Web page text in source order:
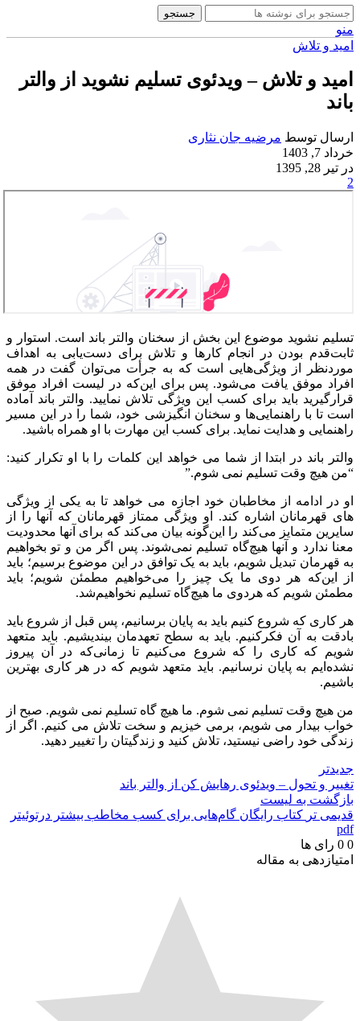
جستجو
منو
امید و تلاش
امید و تلاش – ویدئوی تسلیم نشوید از والتر
باند
ارسال توسط مرضیه جان نثاری
خرداد 7, 1403
در تیر 28, 1395
2
تسلیم نشوید موضوع این بخش از سخنان والتر باند است. استوار و
ثابت‌قدم بودن در انجام کارها و تلاش برای دست‌یابی به اهداف
مورد‌نظر از ویژگی‌هایی است که به جرأت می‌توان گفت در همه
افراد موفق یافت می‌شود. پس برای این‌که در لیست افراد موفق
قرار‌گیرید باید برای کسب این ویژگی تلاش نمایید. والتر باند آماده
است تا با راهنمایی‌ها و سخنان انگیزشی خود، شما را در این مسیر
راهنمایی و هدایت نماید. برای کسب این مهارت با او همراه باشید.
والتر باند در ابتدا از شما می‌ خواهد این کلمات را با او تکرار کنید:
“من هیچ‌ وقت تسلیم نمی‌ شوم.”
او در ادامه از مخاطبان خود اجازه می‌ خواهد تا به یکی از ویژگی‌
های قهرمانان اشاره کند. او ویژگی ممتاز قهرمانان که آنها را از
سایرین متمایز می‌کند را این‌گونه بیان می‌کند که برای آنها محدودیت
معنا ندارد و آنها هیچ‌گاه تسلیم نمی‌شوند. پس اگر من و تو بخواهیم
به قهرمان تبدیل شویم، باید به یک توافق در این موضوع برسیم؛ باید
از این‌که هر دوی ما یک چیز را می‌خواهیم مطمئن شویم؛ باید
مطمئن شویم که هر‌دوی ما هیچ‌گاه تسلیم نخواهیم‌شد.
هر کاری که شروع کنیم باید به پایان برسانیم، پس قبل از شروع باید
بادقت به آن فکرکنیم. باید به سطح تعهدمان بیندیشیم. باید متعهد
شویم که کاری را که شروع می‌کنیم تا زمانی‌که در آن پیروز
نشده‌ایم به پایان نرسانیم. باید متعهد شویم که در هر کاری بهترین
باشیم.
من هیچ‌ وقت تسلیم نمی‌ شوم. ما هیچ‌ گاه تسلیم نمی‌ شویم. صبح از
خواب بیدار می‌ شویم، برمی‌ خیزیم و سخت تلاش می‌ کنیم. اگر از
زندگی خود راضی نیستید، تلاش کنید و زندگیتان را تغییر دهید.
جدیدتر
تغییر و تحول – ویدئوی رهایش کن از والتر باند
بازگشت به لیست
قدیمی تر کتاب رایگان گام‌هایی برای کسب مخاطب بیشتر درتوئیتر
pdf
0
0 رای ها
امتیازدهی به مقاله